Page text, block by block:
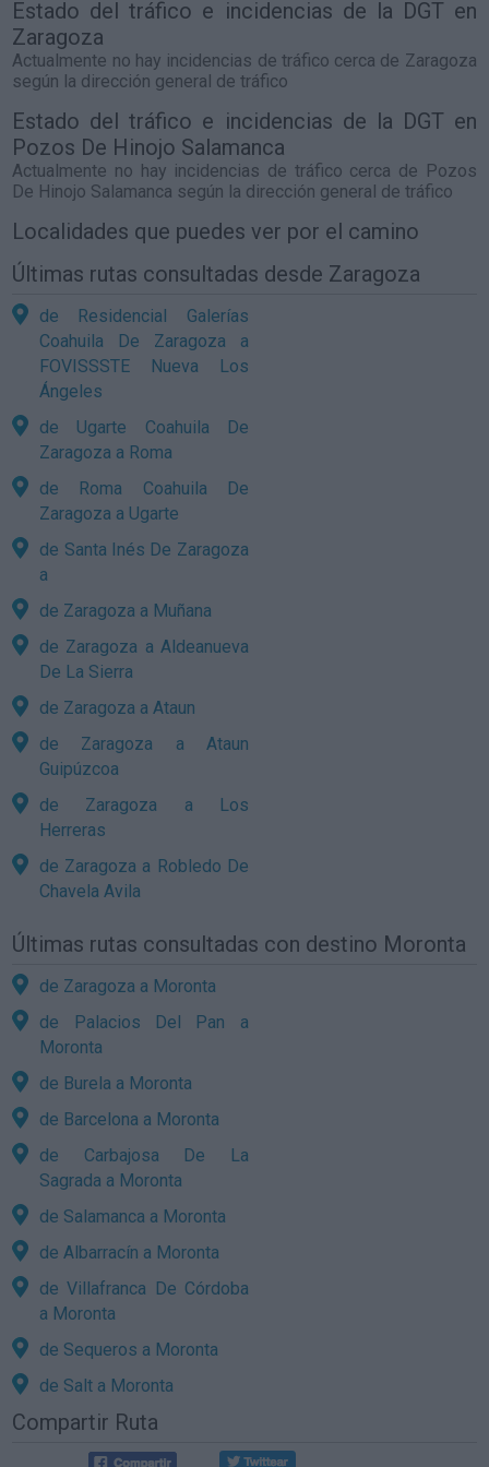
Estado del tráfico e incidencias de la DGT en
Zaragoza
Actualmente no hay incidencias de tráfico cerca de Zaragoza
según la dirección general de tráfico
Estado del tráfico e incidencias de la DGT en
Pozos De Hinojo Salamanca
Actualmente no hay incidencias de tráfico cerca de Pozos
De Hinojo Salamanca según la dirección general de tráfico
Localidades que puedes ver por el camino
Últimas rutas consultadas desde Zaragoza
de Residencial Galerías
Coahuila De Zaragoza a
FOVISSSTE Nueva Los
Ángeles
de Ugarte Coahuila De
Zaragoza a Roma
de Roma Coahuila De
Zaragoza a Ugarte
de Santa Inés De Zaragoza
a
de Zaragoza a Muñana
de Zaragoza a Aldeanueva
De La Sierra
de Zaragoza a Ataun
de Zaragoza a Ataun
Guipúzcoa
de Zaragoza a Los
Herreras
de Zaragoza a Robledo De
Chavela Avila
Últimas rutas consultadas con destino Moronta
de Zaragoza a Moronta
de Palacios Del Pan a
Moronta
de Burela a Moronta
de Barcelona a Moronta
de Carbajosa De La
Sagrada a Moronta
de Salamanca a Moronta
de Albarracín a Moronta
de Villafranca De Córdoba
a Moronta
de Sequeros a Moronta
de Salt a Moronta
Compartir Ruta